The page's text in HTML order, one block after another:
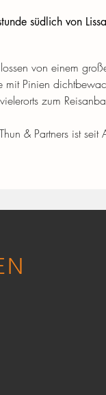
südlich von
von einem
Pinien
zum
& Partners ist